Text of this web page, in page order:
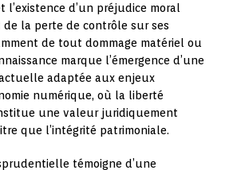
l’existence d’un préjudice moral
la perte de contrôle sur ses
de tout dommage matériel ou
marque l’émergence d’une
adaptée aux enjeux
numérique, où la liberté
une valeur juridiquement
que l’intégrité patrimoniale.
témoigne d’une